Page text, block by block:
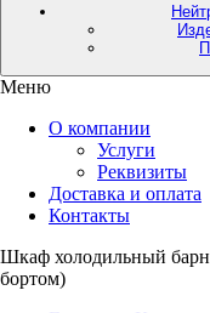
Меню
О компании
Услуги
Реквизиты
Доставка и оплата
Контакты
Шкаф холодильный
бортом)